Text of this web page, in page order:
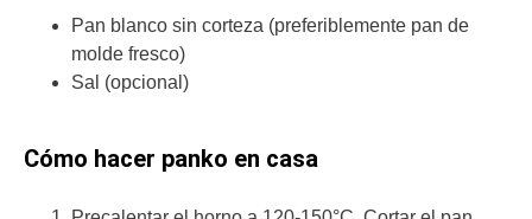
Pan blanco sin corteza (preferiblemente pan de
molde fresco)
Sal (opcional)
Cómo hacer panko en casa